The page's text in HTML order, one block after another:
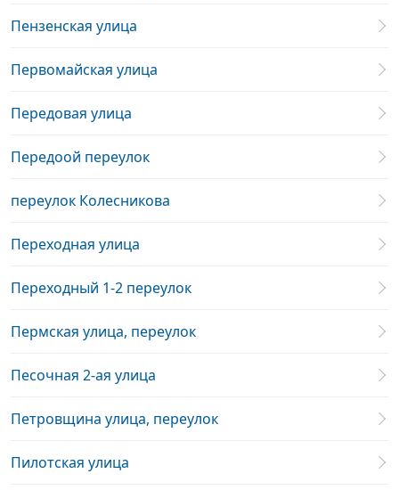
Пензенская улица
Первомайская улица
Передовая улица
Передоой переулок
переулок Колесникова
Переходная улица
Переходный 1-2 переулок
Пермская улица, переулок
Песочная 2-ая улица
Петровщина улица, переулок
Пилотская улица